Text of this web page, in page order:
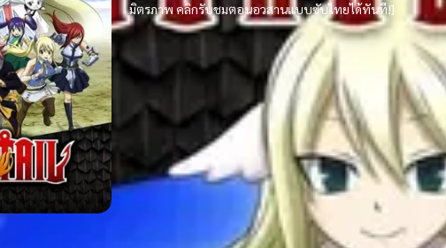
มิตรภาพ คลิกรับชมตอนอวสานแบบซับไทยได้ทันที!]